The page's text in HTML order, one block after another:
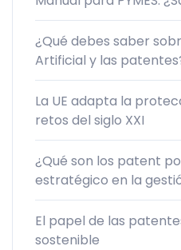
¿Qué debes saber
Artificial y las
La UE adapta la
retos del siglo XXI
¿Qué son los patent
estratégico en la
El papel de las
sostenible